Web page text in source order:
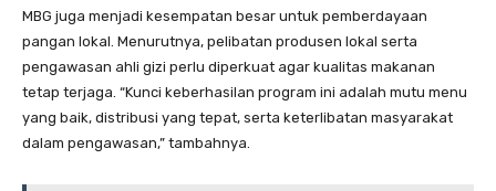
MBG juga menjadi kesempatan besar untuk pemberdayaan
pangan lokal. Menurutnya, pelibatan produsen lokal serta
pengawasan ahli gizi perlu diperkuat agar kualitas makanan
tetap terjaga. “Kunci keberhasilan program ini adalah mutu menu
yang baik, distribusi yang tepat, serta keterlibatan masyarakat
dalam pengawasan,” tambahnya.